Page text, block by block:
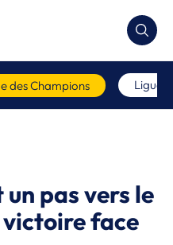
des Champions Ligue
pas vers le
face